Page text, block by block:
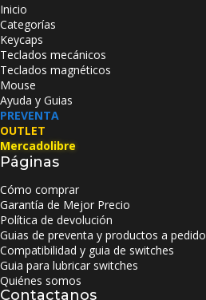
Inicio
Categorías
Keycaps
Teclados mecánicos
Teclados magnéticos
Mouse
Ayuda y Guias
PREVENTA
OUTLET
Mercadolibre
Páginas
Cómo comprar
Garantía de Mejor Precio
Política de devolución
Guias de preventa y productos a pedido
Compatibilidad y guia de switches
Guia para lubricar switches
Quiénes somos
Contactanos